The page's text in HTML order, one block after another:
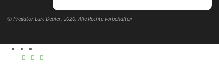
© Predator Lure Dealer. 2020. Alle Rechte vorbehalten